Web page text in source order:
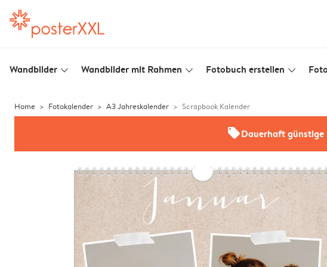
Wandbilder slim_arrow_down Wandbilder mit Rahmen slim_arrow_down Fotobuch erstellen slim_arrow_down
Home Fotokalender A3 Jahreskalender Scrapbook Kalender
offersDauerhaft günstige